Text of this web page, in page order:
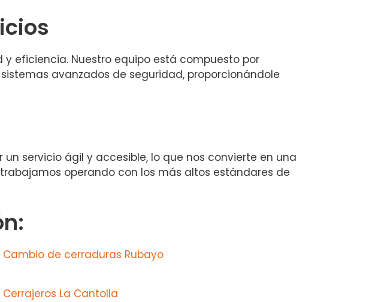
eficiencia. Nuestro equipo está compuesto por
avanzados de seguridad, proporcionándole
servicio ágil y accesible, lo que nos convierte en una
operando con los más altos estándares de
Cambio de cerraduras Rubayo
Cerrajeros La Cantolla